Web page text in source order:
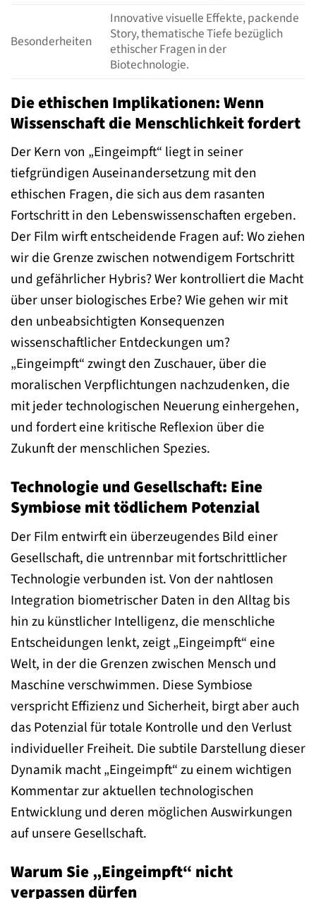
Besonderheiten
Innovative visuelle Effekte, packende
Story, thematische Tiefe bezüglich
ethischer Fragen in der
Biotechnologie.
Die ethischen Implikationen: Wenn
Wissenschaft die Menschlichkeit fordert
Der Kern von „Eingeimpft“ liegt in seiner
tiefgründigen Auseinandersetzung mit den
ethischen Fragen, die sich aus dem rasanten
Fortschritt in den Lebenswissenschaften ergeben.
Der Film wirft entscheidende Fragen auf: Wo ziehen
wir die Grenze zwischen notwendigem Fortschritt
und gefährlicher Hybris? Wer kontrolliert die Macht
über unser biologisches Erbe? Wie gehen wir mit
den unbeabsichtigten Konsequenzen
wissenschaftlicher Entdeckungen um?
„Eingeimpft“ zwingt den Zuschauer, über die
moralischen Verpflichtungen nachzudenken, die
mit jeder technologischen Neuerung einhergehen,
und fordert eine kritische Reflexion über die
Zukunft der menschlichen Spezies.
Technologie und Gesellschaft: Eine
Symbiose mit tödlichem Potenzial
Der Film entwirft ein überzeugendes Bild einer
Gesellschaft, die untrennbar mit fortschrittlicher
Technologie verbunden ist. Von der nahtlosen
Integration biometrischer Daten in den Alltag bis
hin zu künstlicher Intelligenz, die menschliche
Entscheidungen lenkt, zeigt „Eingeimpft“ eine
Welt, in der die Grenzen zwischen Mensch und
Maschine verschwimmen. Diese Symbiose
verspricht Effizienz und Sicherheit, birgt aber auch
das Potenzial für totale Kontrolle und den Verlust
individueller Freiheit. Die subtile Darstellung dieser
Dynamik macht „Eingeimpft“ zu einem wichtigen
Kommentar zur aktuellen technologischen
Entwicklung und deren möglichen Auswirkungen
auf unsere Gesellschaft.
Warum Sie „Eingeimpft“ nicht
verpassen dürfen